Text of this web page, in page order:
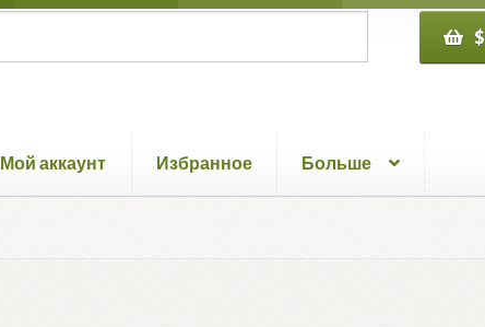
$
Мой аккаунт Избранное Больше